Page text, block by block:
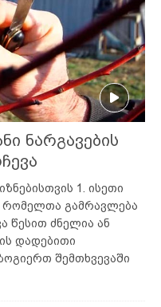
ნარგავების
1. ისეთი
რომელთა გამრავლება
წესით ძნელია ან
დადებითი
შემთხვევაში